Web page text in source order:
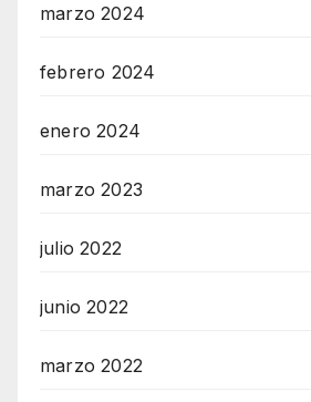
marzo 2024
febrero 2024
enero 2024
marzo 2023
julio 2022
junio 2022
marzo 2022